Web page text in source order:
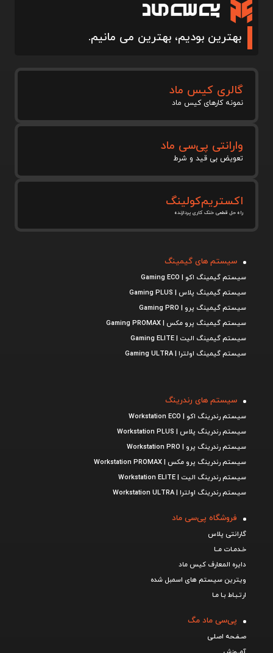
بهترین بودیم، بهترین می مانیم.
گالری کیس ماد
نمونه کارهای کیس ماد
وارانتی پی‌سی ماد
تعویض بی قید و شرط
اکستریم‌کولینگ
راه حل قطعی خنک کاری پردازنده
سیستم های گیمینگ
سیستم گیمینگ اکو | Gaming ECO
سیستم گیمینگ پلاس | Gaming PLUS
سیستم گیمینگ پرو | Gaming PRO
سیستم گیمینگ پرو مکس | Gaming PROMAX
سیستم گیمینگ الیت | Gaming ELITE
سیستم گیمینگ اولترا | Gaming ULTRA
سیستم های رندرینگ
سیستم رندرینگ اکو | Workstation ECO
سیستم رندرینگ پلاس | Workstation PLUS
سیستم رندرینگ پرو | Workstation PRO
سیستم رندرینگ پرو مکس | Workstation PROMAX
سیستم رندرینگ الیت | Workstation ELITE
سیستم رندرینگ اولترا | Workstation ULTRA
فروشگاه پی‌سی ماد
گارانتی پلاس
خـدمـات مــا
دایره المعارف کیس ماد
ویترین سیستم های اسمبل شده
ارتـبـاط بـا مـا
پی‌سی ماد مگ
صـفـحه اصـلی